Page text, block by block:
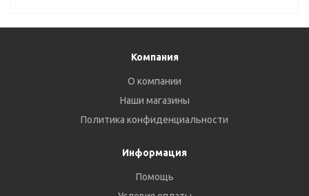
Компания
О компании
Наши магазины
Политика конфиденциальности
Информация
Помощь